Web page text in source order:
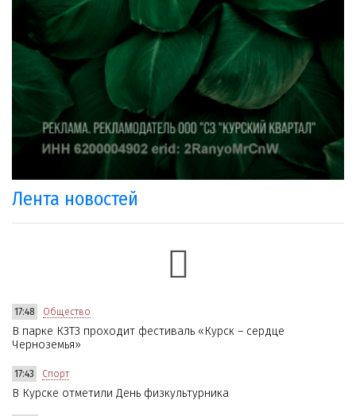
Лента новостей
17:48 Общество
В парке КЗТЗ проходит фестиваль «Курск – сердце
Черноземья»
17:43 Спорт
В Курске отметили День физкультурника